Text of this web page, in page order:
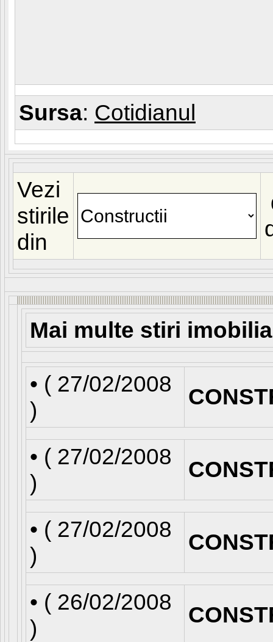
Sursa: Cotidianul
Vezi
stirile
din
Mai multe stiri
• ( 27/02/2008
)
• ( 27/02/2008
)
• ( 27/02/2008
)
• ( 26/02/2008
)